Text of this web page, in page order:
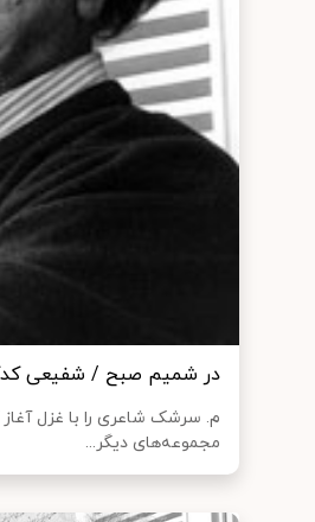
در شمیم صبح / شفیعی
مجموعه‌های دیگر...